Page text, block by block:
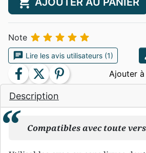
Description
Compatibles avec toute
Note     
chat Lire les avis utilisateurs (1)
facebook twitter pinterest